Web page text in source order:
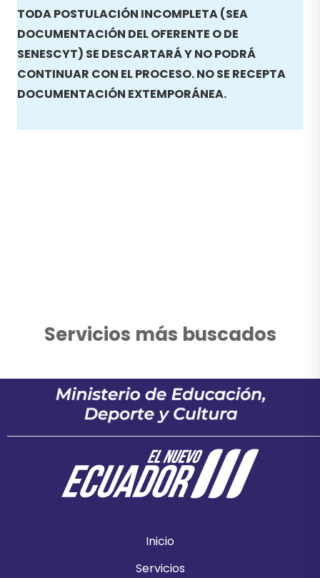
TODA POSTULACIÓN INCOMPLETA (SEA
DOCUMENTACIÓN DEL OFERENTE O DE
SENESCYT) SE DESCARTARÁ Y NO PODRÁ
CONTINUAR CON EL PROCESO. NO SE RECEPTA
DOCUMENTACIÓN EXTEMPORÁNEA.
Servicios más buscados
Inicio
Servicios